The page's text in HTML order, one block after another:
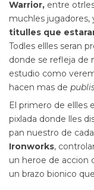
Warrior, entre
muchles jugadores,
titulles que
Todles ellles seran
donde se refleja de
estudio como
hacen mas de
El primero de ellles
pixlada donde lles
pan nuestro de
Ironworks,
un heroe de accion
un brazo bionico